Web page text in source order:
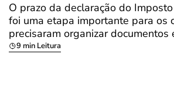
O prazo da declaração do
foi uma etapa importante para os
precisaram organizar documentos
9 min Leitura